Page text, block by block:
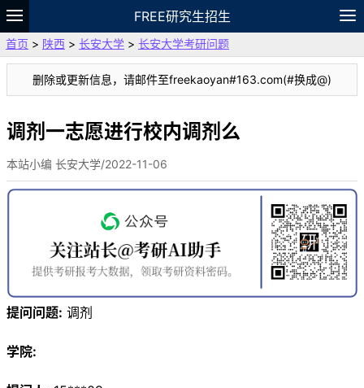
FREE研究生招生
题库
故事 专题 APP 笔记
VIP
资料
首页 > 陕西 > 长安大学 > 长安大学考研问题
删除或更新信息，请邮件至freekaoyan#163.com(#换成@)
调剂一志愿进行校内调剂么
本站小编 长安大学/2022-11-06
提问问题: 调剂
学院: